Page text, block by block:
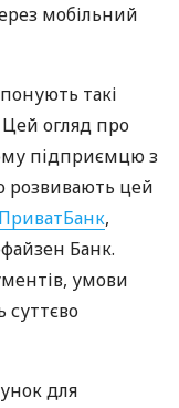
мобільний
такі
Цей огляд про
підприємцю з
розвивають цей
ПриватБанк,
Банк.
умови
суттєво
для